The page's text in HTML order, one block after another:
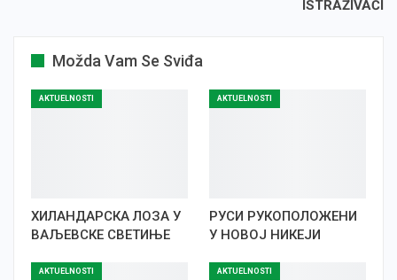
ISTRAŽIVAČI
Možda Vam Se Sviđa
AKTUELNOSTI
ХИЛАНДАРСКА ЛОЗА У
ВАЉЕВСКЕ СВЕТИЊЕ
AKTUELNOSTI
РУСИ РУКОПОЛОЖЕНИ
У НОВОЈ НИКЕЈИ
AKTUELNOSTI AKTUELNOSTI